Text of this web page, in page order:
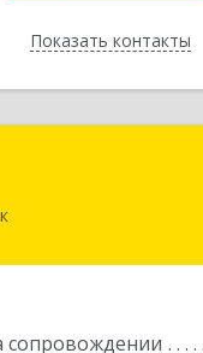
Показать контакты
Назад
сопровождении
обл,